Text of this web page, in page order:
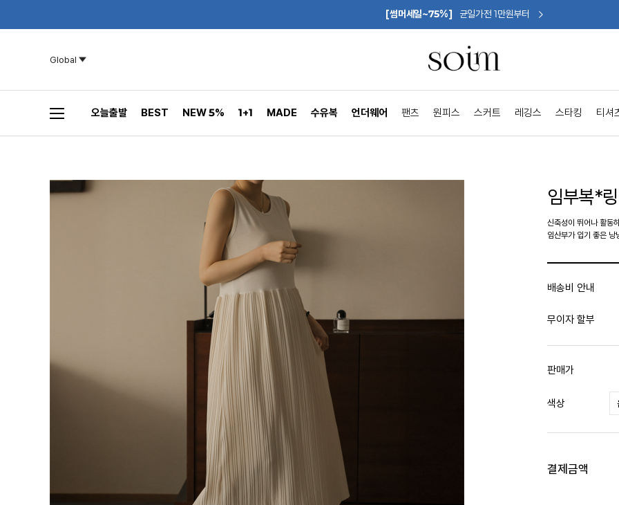
[썸머세일~75%] 균일가전 1만원부터
Global
오늘출발 BEST NEW 5% 1+1 MADE 수유복 언더웨어 팬츠 원피스 스커트 레깅스 스타킹 티셔
임부복*
신축성이 뛰어나 활동
임산부가 입기 좋은 낭
배송비 안내
무이자 할부
판매가
색상
결제금액